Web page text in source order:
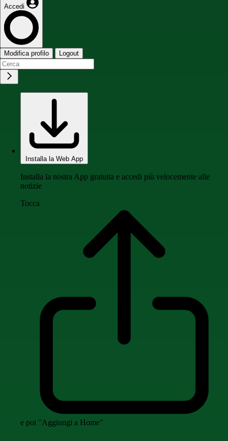
Accedi
Modifica profilo Logout
Installa la Web App
Installa la nostra App gratuita e accedi più velocemente alle
notizie
Tocca
e poi "Aggiungi a Home"